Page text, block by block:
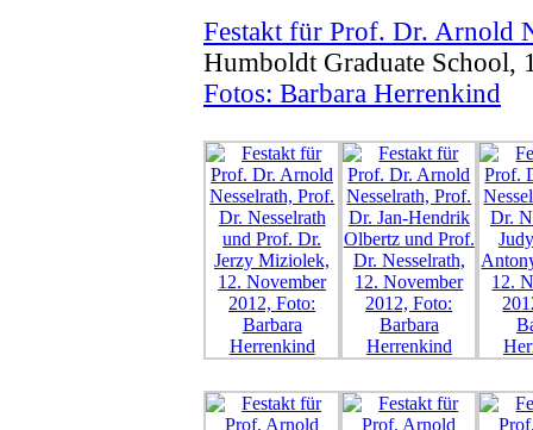
Festakt für Prof. Dr. Arnold
Humboldt Graduate School,
Fotos: Barbara Herrenkind